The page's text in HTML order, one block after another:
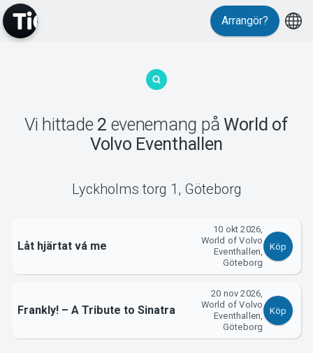
MyTickster
Om Tickster
Arrangör?
Vi hittade 2 evenemang på World of
Volvo Eventhallen
Lyckholms torg 1 , Göteborg
Låt hjärtat vá me
10 okt 2026,
World of Volvo
Eventhallen,
Göteborg
Köp
Frankly! – A Tribute to Sinatra
20 nov 2026,
World of Volvo
Eventhallen,
Göteborg
Köp